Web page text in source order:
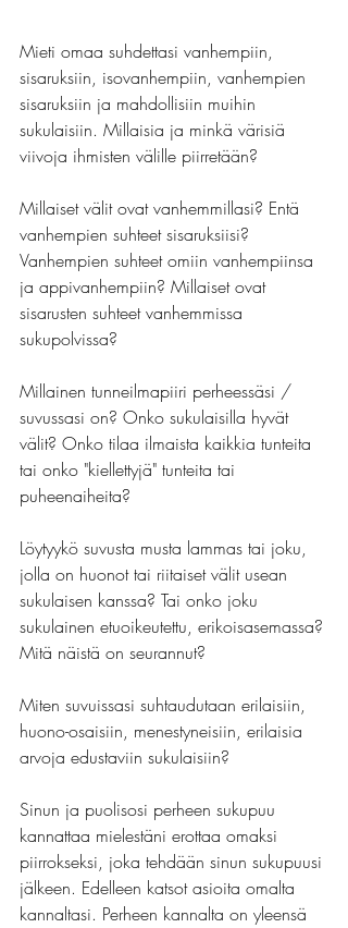
Mieti omaa suhdettasi vanhempiin,
sisaruksiin, isovanhempiin, vanhempien
sisaruksiin ja mahdollisiin muihin
sukulaisiin. Millaisia ja minkä värisiä
viivoja ihmisten välille piirretään?
Millaiset välit ovat vanhemmillasi? Entä
vanhempien suhteet sisaruksiisi?
Vanhempien suhteet omiin vanhempiinsa
ja appivanhempiin? Millaiset ovat
sisarusten suhteet vanhemmissa
sukupolvissa?
Millainen tunneilmapiiri perheessäsi /
suvussasi on? Onko sukulaisilla hyvät
välit? Onko tilaa ilmaista kaikkia tunteita
tai onko "kiellettyjä" tunteita tai
puheenaiheita?
Löytyykö suvusta musta lammas tai joku,
jolla on huonot tai riitaiset välit usean
sukulaisen kanssa? Tai onko joku
sukulainen etuoikeutettu, erikoisasemassa?
Mitä näistä on seurannut?
Miten suvuissasi suhtaudutaan erilaisiin,
huono-osaisiin, menestyneisiin, erilaisia
arvoja edustaviin sukulaisiin?
Sinun ja puolisosi perheen sukupuu
kannattaa mielestäni erottaa omaksi
piirrokseksi, joka tehdään sinun sukupuusi
jälkeen. Edelleen katsot asioita omalta
kannaltasi. Perheen kannalta on yleensä